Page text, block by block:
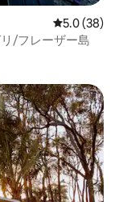
レビュー38
5.0 (38)
/フレーザー島